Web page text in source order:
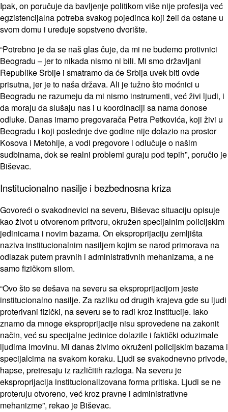
Ipak, on poručuje da bavljenje politikom više nije profesija već
egzistencijalna potreba svakog pojedinca koji želi da ostane u
svom domu i uređuje sopstveno dvorište.
“Potrebno je da se naš glas čuje, da mi ne budemo protivnici
Beogradu – jer to nikada nismo ni bili. Mi smo državljani
Republike Srbije i smatramo da će Srbija uvek biti ovde
prisutna, jer je to naša država. Ali je tužno što moćnici u
Beogradu ne razumeju da mi nismo instrumenti, već živi ljudi, i
da moraju da slušaju nas i u koordinaciji sa nama donose
odluke. Danas imamo pregovarača Petra Petkovića, koji živi u
Beogradu i koji poslednje dve godine nije dolazio na prostor
Kosova i Metohije, a vodi pregovore i odlučuje o našim
sudbinama, dok se realni problemi guraju pod tepih”, poručio je
Biševac.
Institucionalno nasilje i bezbednosna kriza
Govoreći o svakodnevici na severu, Biševac situaciju opisuje
kao život u otvorenom pritvoru, okružen specijalnim policijskim
jedinicama i novim bazama. On eksproprijaciju zemljišta
naziva institucionalnim nasiljem kojim se narod primorava na
odlazak putem pravnih i administrativnih mehanizama, a ne
samo fizičkom silom.
“Ovo što se dešava na severu sa eksproprijacijom jeste
institucionalno nasilje. Za razliku od drugih krajeva gde su ljudi
proterivani fizički, na severu se to radi kroz institucije. Iako
znamo da mnoge eksproprijacije nisu sprovedene na zakonit
način, već su specijalne jedinice dolazile i faktički oduzimale
ljudima imovinu. Mi danas živimo okruženi policijskim bazama i
specijalcima na svakom koraku. Ljudi se svakodnevno privode,
hapse, pretresaju iz različitih razloga. Na severu je
eksproprijacija institucionalizovana forma pritiska. Ljudi se ne
proteruju otvoreno, već kroz pravne i administrativne
mehanizme”, rekao je Biševac.